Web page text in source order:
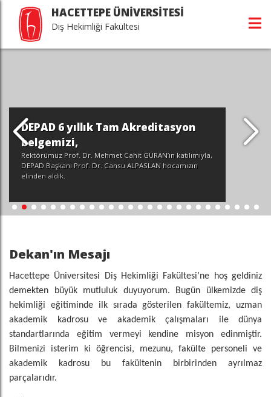
HACETTEPE ÜNİVERSİTESİ
Diş Hekimliği Fakültesi
DEPAD 6 yıllık Tam Akreditasyon
belgemizi,
Rektörümüz Prof. Dr. Mehmet Cahit GÜRAN’ın katılımıyla,
DEPAD Başkanı Prof. Dr. Cansu ALPASLAN hocamızın
elinden aldık.
Dekan'ın Mesajı
Hacettepe Üniversitesi Diş Hekimliği Fakültesi’ne hoş geldiniz
demekten büyük mutluluk duyuyorum. Bugün ülkemizde diş
hekimliği eğitiminde ilk sırada gösterilen fakültemiz, uzman
akademik kadrosu ve akademik çalışmaları ile dünya
standartlarında eğitim vermeyi kendine misyon edinmiştir.
Bilmenizi isterim ki öğrencisi, mezunu, fakülte personeli ve
akademik kadrosu bu fakültenin birbirinden ayrılmaz
parçalarıdır.